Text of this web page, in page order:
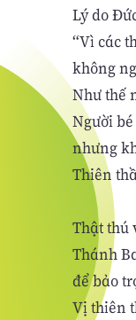
Lý do
“Vì các
không
Như thế
Người
nhưng
Thiên
Thật thú
Thánh
để bảo
Vị thiên